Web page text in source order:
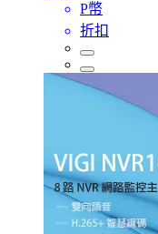
P幣
折扣